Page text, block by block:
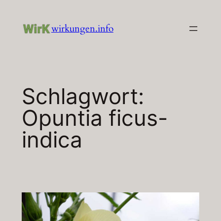
Inhalt
wirkungen.info
Schlagwort:
Opuntia ficus-
indica